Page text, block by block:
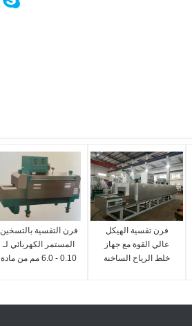
فرن التقسية بالتسخين
المستمر الكهربائي لـ
0.10 - 6.0 مم من مادة
فرن تقسية الهيكل
عالي القوة مع جهاز
خلط الرياح الساخنة